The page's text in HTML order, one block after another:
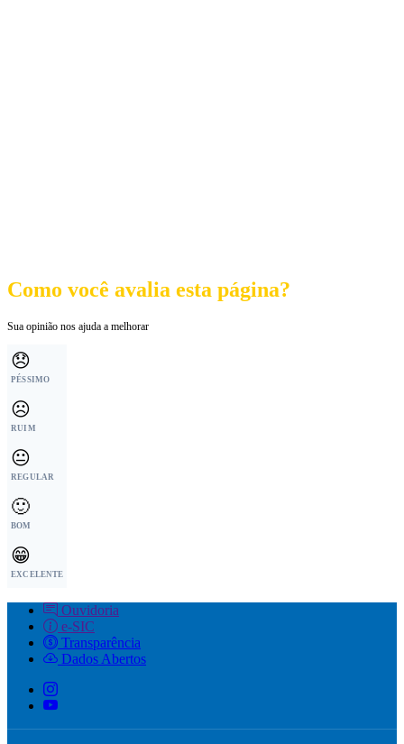
Como você avalia esta página?
Sua opinião nos ajuda a melhorar
😞
PÉSSIMO
☹️
RUIM
😐
REGULAR
🙂
BOM
😁
EXCELENTE
Ouvidoria
e-SIC
Transparência
Dados Abertos